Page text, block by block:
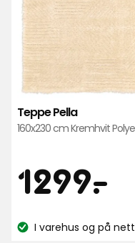
Teppe Pella
160x230 cm Kremhvit
Pris
1299-
.
kr
Lagerbalanse:
I varehus og på nett